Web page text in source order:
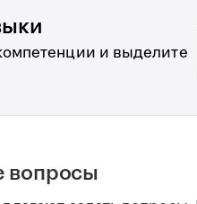
и выделите
вопросы